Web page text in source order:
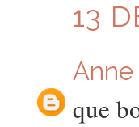
13
Anne
que